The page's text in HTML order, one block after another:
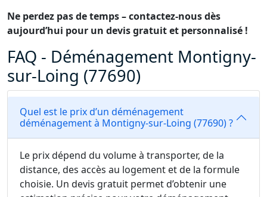
Ne perdez pas de temps – contactez-nous dès
aujourd’hui pour un devis gratuit et personnalisé !
FAQ - Déménagement Montigny-
sur-Loing (77690)
Quel est le prix d’un déménagement
déménagement à Montigny-sur-Loing (77690) ?
Le prix dépend du volume à transporter, de la
distance, des accès au logement et de la formule
choisie. Un devis gratuit permet d’obtenir une